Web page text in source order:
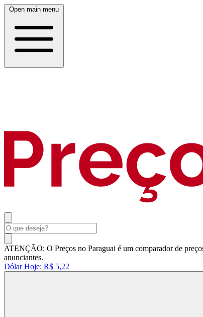
Open main menu
ATENÇÃO: O Preços no Paraguai é um comparador de
anunciantes.
Dólar Hoje: R$ 5,22